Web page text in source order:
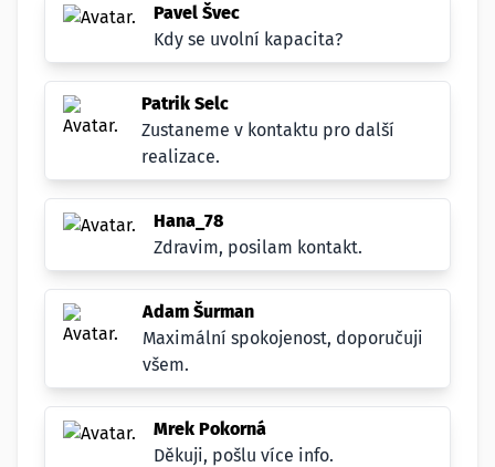
Pavel Švec
Kdy se uvolní kapacita?
Patrik Selc
Zustaneme v kontaktu pro další
realizace.
Hana_78
Zdravim, posilam kontakt.
Adam Šurman
Maximální spokojenost, doporučuji
všem.
Mrek Pokorná
Děkuji, pošlu více info.